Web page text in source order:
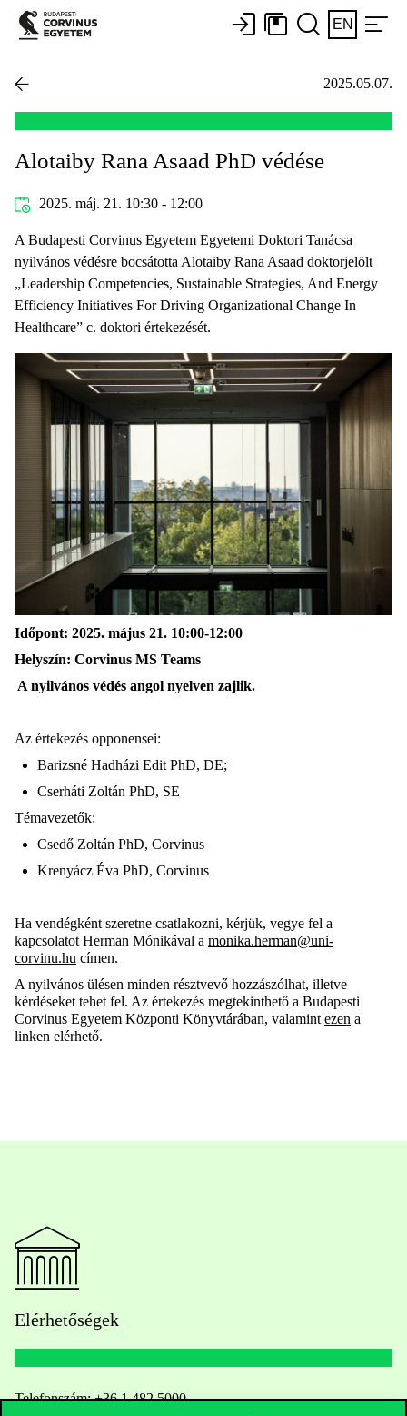
EN
2025.05.07.
Alotaiby Rana Asaad PhD védése
2025. máj. 21. 10:30 - 12:00
A Budapesti Corvinus Egyetem Egyetemi Doktori Tanácsa
nyilvános védésre bocsátotta Alotaiby Rana Asaad doktorjelölt
„Leadership Competencies, Sustainable Strategies, And Energy
Efficiency Initiatives For Driving Organizational Change In
Healthcare” c. doktori értekezését.
Időpont: 2025. május 21. 10:00-12:00
Helyszín: Corvinus MS Teams
A nyilvános védés angol nyelven zajlik.
Az értekezés opponensei:
Barizsné Hadházi Edit PhD, DE;
Cserháti Zoltán PhD, SE
Témavezetők:
Csedő Zoltán PhD, Corvinus
Krenyácz Éva PhD, Corvinus
Ha vendégként szeretne csatlakozni, kérjük, vegye fel a
kapcsolatot Herman Mónikával a monika.herman@uni-
corvinu.hu címen.
A nyilvános ülésen minden résztvevő hozzászólhat, illetve
kérdéseket tehet fel. Az értekezés megtekinthető a Budapesti
Corvinus Egyetem Központi Könyvtárában, valamint ezen a
linken elérhető.
Elérhetőségek
Telefonszám:+36 1 482 5000